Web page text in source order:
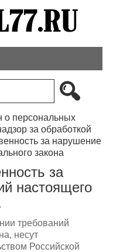
о персональных
за обработкой
за нарушение
закона
за
настоящего
требований
несут
Российской